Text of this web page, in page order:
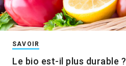
SAVOIR
Le bio est-il plus durable ?